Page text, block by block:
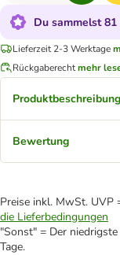
Du sammelst
Lieferzeit 2-3 Werktage
Rückgaberechtmehr
Produktbeschreibung
Bewertung
Preise inkl. MwSt. UVP
die Lieferbedingungen
"Sonst" = Der
Tage.